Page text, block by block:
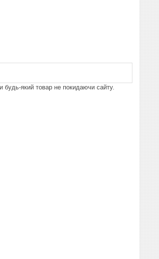
будь-який товар не покидаючи сайту.